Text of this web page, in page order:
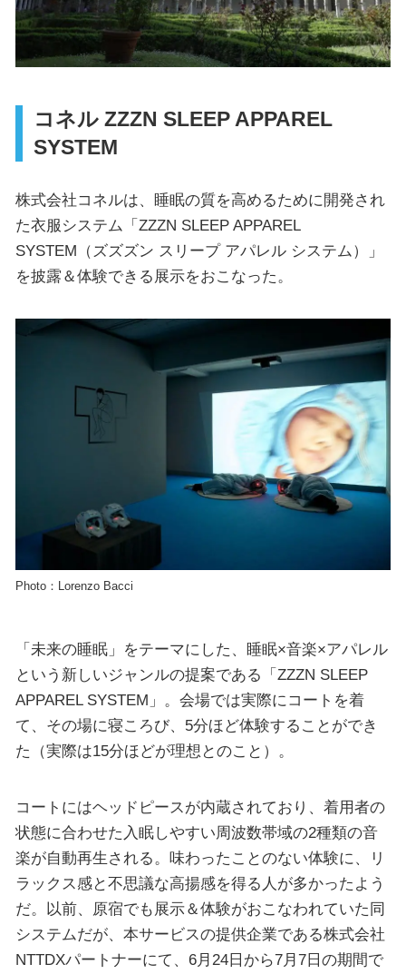
コネル ZZZN SLEEP APPAREL
SYSTEM
株式会社コネルは、睡眠の質を高めるために開発され
た衣服システム「ZZZN SLEEP APPAREL
SYSTEM（ズズズン スリープ アパレル システム）」
を披露＆体験できる展示をおこなった。
Photo：Lorenzo Bacci
「未来の睡眠」をテーマにした、睡眠×音楽×アパレル
という新しいジャンルの提案である「ZZZN SLEEP
APPAREL SYSTEM」。会場では実際にコートを着
て、その場に寝ころび、5分ほど体験することができ
た（実際は15分ほどが理想とのこと）。
コートにはヘッドピースが内蔵されており、着用者の
状態に合わせた入眠しやすい周波数帯域の2種類の音
楽が自動再生される。味わったことのない体験に、リ
ラックス感と不思議な高揚感を得る人が多かったよう
だ。以前、原宿でも展示＆体験がおこなわれていた同
システムだが、本サービスの提供企業である株式会社
NTTDXパートナーにて、6月24日から7月7日の期間で